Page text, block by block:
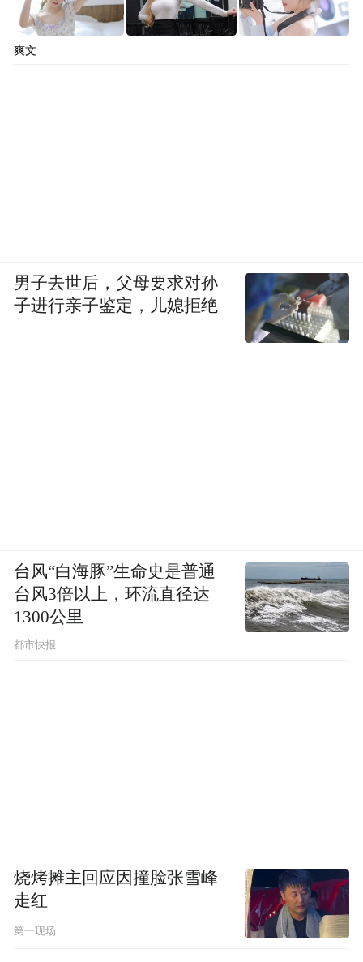
爽文
男子去世后，父母要求对孙
子进行亲子鉴定，儿媳拒绝
台风“白海豚”生命史是普通
台风3倍以上，环流直径达
1300公里
都市快报
烧烤摊主回应因撞脸张雪峰
走红
第一现场